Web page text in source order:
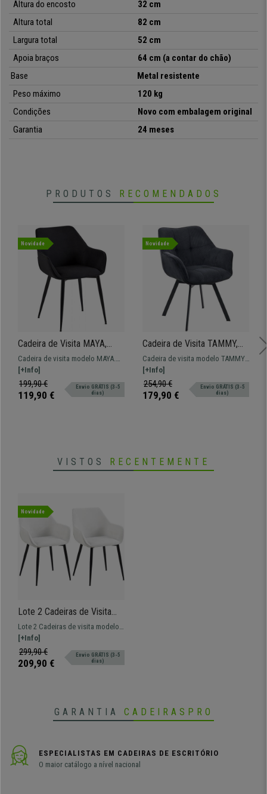
connosco de maneira fácil e rápida!
Modelo com design moderno
•Pernas em metal resistente
• Disponível em várias cores
Altura do encosto
32 cm
Altura total
82 cm
Largura total
52 cm
Apoia braços
64 cm (a contar do chão)
Base
Metal resistente
Peso máximo
120 kg
Condições
Novo com embalagem original
Garantia
24 meses
PRODUTOS RECOMENDADOS
Novidade
Cadeira de Visita MAYA,
Estrutura em Metal Preto,
Em Tecido de Cor Preto
Cadeira de visita modelo MAYA.
Modelo com estrutura em metal e
extra comodidade para o seu
espaço.
[+Info]
199,90 €
119,90 €
Envio GRÁTIS (3-5
dias)
Novidade
Cadeira de Visita TAMMY,
Estrutura em Metal Preto,
Em Veludo Cotelê de Cor
Preto
Cadeira de visita modelo TAMMY.
Modelo com estrutura em metal e
extra comodidade para o seu
espaço.
[+Info]
254,90 €
179,90 €
Envio GRÁTIS (3-5
dias)
VISTOS RECENTEMENTE
Novidade
Lote 2 Cadeiras de Visita
MAYA, Estrutura em Metal
Preto, Em Tecido de Cor
Nata
Lote 2 Cadeiras de visita modelo
MAYA. Modelo com estrutura em
metal e extra comodidade para o
seu espaço.
[+Info]
299,90 €
209,90 €
Envio GRÁTIS (3-5
dias)
GARANTIA CADEIRASPRO
ESPECIALISTAS EM CADEIRAS DE ESCRITÓRIO
O maior catálogo a nível nacional